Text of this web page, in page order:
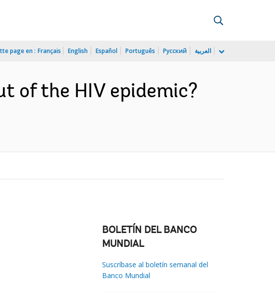
page en : Français English Español Português Русский العربية
of the HIV epidemic?
BOLETÍN DEL BANCO
MUNDIAL
Suscríbase al boletín semanal del
Banco Mundial